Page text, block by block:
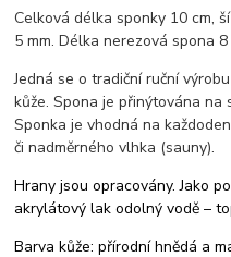
Celková délka sponky 10 cm,
5 mm. Délka nerezová spona
Jedná se o tradiční ruční
kůže. Spona je přinýtována na
Sponka je vhodná na
či nadměrného vlhka (sauny).
Hrany jsou opracovány. Jako
akrylátový lak odolný vodě –
Barva kůže: přírodní hnědá a